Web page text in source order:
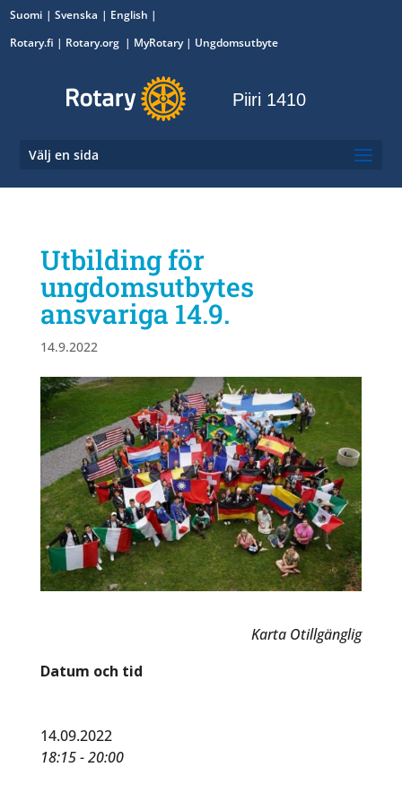
Suomi Svenska
English
Rotary.fi | Rotary.org | MyRotary| Ungdomsutbyte
Piiri 1410
Välj en sida
Utbilding för
ungdomsutbytes
ansvariga 14.9.
14.9.2022
Karta Otillgänglig
Datum och tid
14.09.2022
18:15 - 20:00